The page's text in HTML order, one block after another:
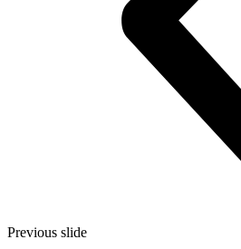
Previous slide